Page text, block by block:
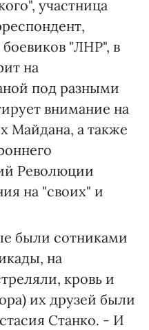
участница
"ЛНР", в
на
под разными
внимание на
Майдана, а также
Революции
на "своих" и
были сотниками
на
кровь и
их друзей были
Станко. - И